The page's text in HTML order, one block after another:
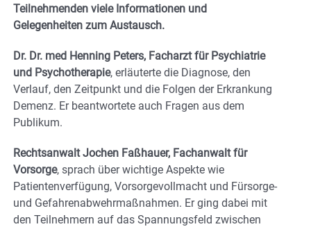
Teilnehmenden viele Informationen und
Gelegenheiten zum Austausch.
Dr. Dr. med Henning Peters, Facharzt für Psychiatrie
und Psychotherapie, erläuterte die Diagnose, den
Verlauf, den Zeitpunkt und die Folgen der Erkrankung
Demenz. Er beantwortete auch Fragen aus dem
Publikum.
Rechtsanwalt Jochen Faßhauer, Fachanwalt für
Vorsorge, sprach über wichtige Aspekte wie
Patientenverfügung, Vorsorgevollmacht und Fürsorge-
und Gefahrenabwehrmaßnahmen. Er ging dabei mit
den Teilnehmern auf das Spannungsfeld zwischen